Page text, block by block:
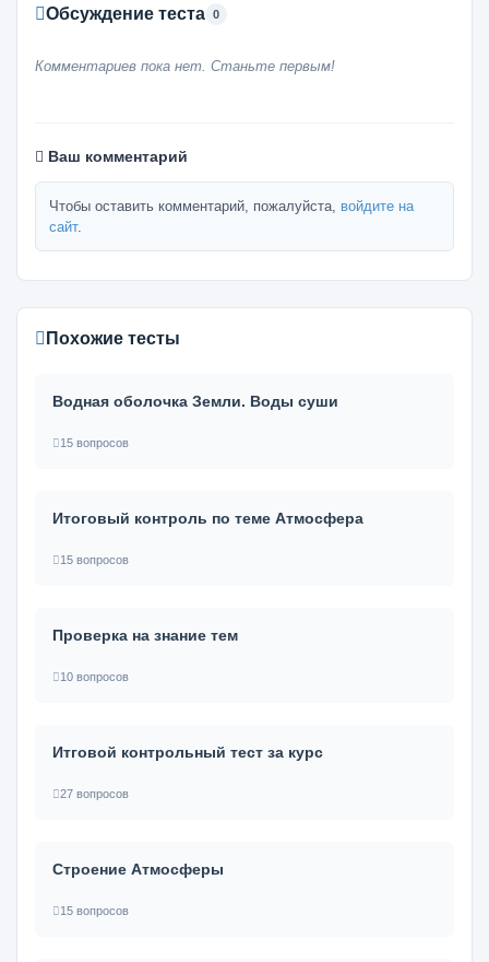
Обсуждение теста 0
Комментариев пока нет. Станьте первым!
Ваш комментарий
Чтобы оставить комментарий, пожалуйста, войдите на
сайт.
Похожие тесты
Водная оболочка Земли. Воды суши
15 вопросов
Итоговый контроль по теме Атмосфера
15 вопросов
Проверка на знание тем
10 вопросов
Итговой контрольный тест за курс
27 вопросов
Строение Атмосферы
15 вопросов